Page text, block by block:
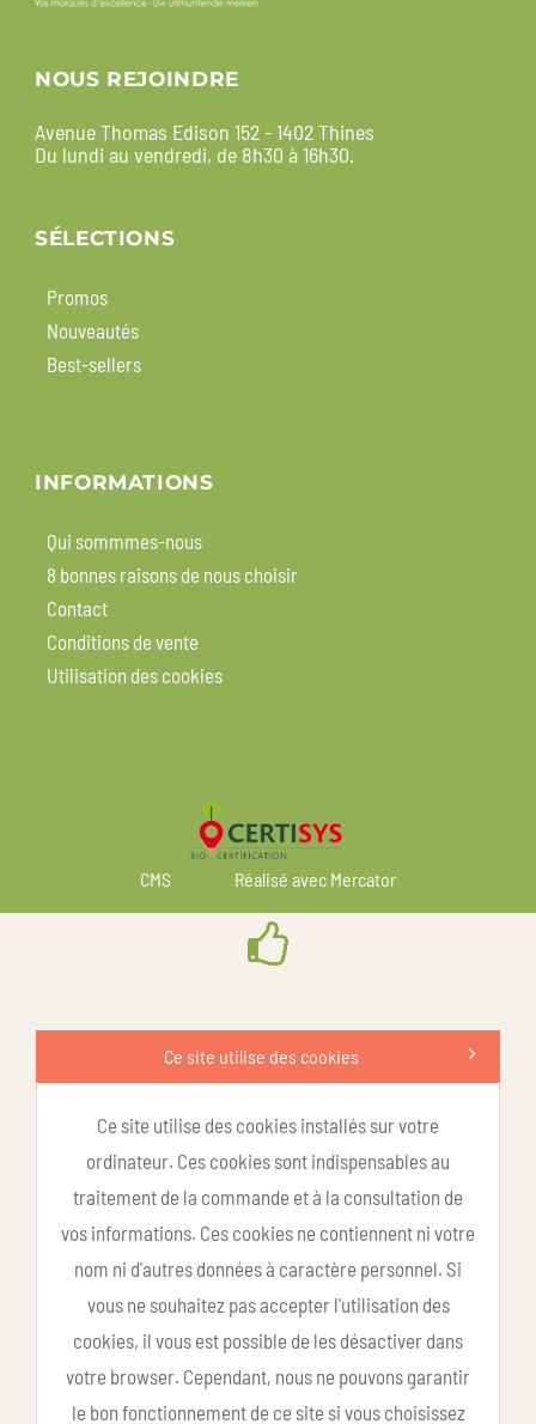
NOUS REJOINDRE
Avenue Thomas Edison 152 - 1402 Thines
Du lundi au vendredi, de 8h30 à 16h30.
SÉLECTIONS
Promos
Nouveautés
Best-sellers
INFORMATIONS
Qui sommmes-nous
8 bonnes raisons de nous choisir
Contact
Conditions de vente
Utilisation des cookies
CMS Réalisé avec Mercator
Ce site utilise des cookies
Ce site utilise des cookies installés sur votre
ordinateur. Ces cookies sont indispensables au
traitement de la commande et à la consultation de
vos informations. Ces cookies ne contiennent ni votre
nom ni d'autres données à caractère personnel. Si
vous ne souhaitez pas accepter l'utilisation des
cookies, il vous est possible de les désactiver dans
votre browser. Cependant, nous ne pouvons garantir
le bon fonctionnement de ce site si vous choisissez